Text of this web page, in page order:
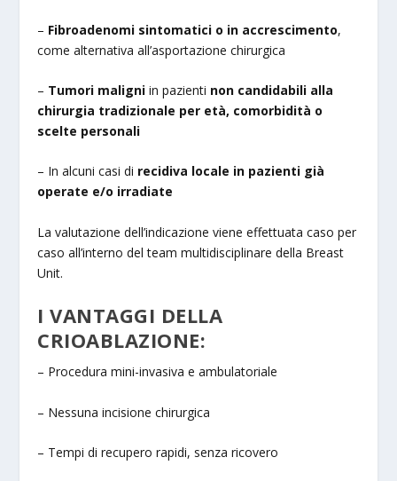
– Fibroadenomi sintomatici o in accrescimento,
come alternativa all’asportazione chirurgica
– Tumori maligni in pazienti non candidabili alla
chirurgia tradizionale per età, comorbidità o
scelte personali
– In alcuni casi di recidiva locale in pazienti già
operate e/o irradiate
La valutazione dell’indicazione viene effettuata caso per
caso all’interno del team multidisciplinare della Breast
Unit.
I VANTAGGI DELLA
CRIOABLAZIONE:
– Procedura mini-invasiva e ambulatoriale
– Nessuna incisione chirurgica
– Tempi di recupero rapidi, senza ricovero